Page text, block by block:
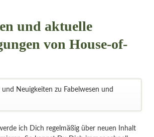
und aktuelle
von House-of-
ich Dich regelmäßig über neuen Inhalt